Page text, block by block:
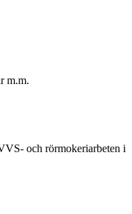
m.m.
och rörmokeriarbeten i